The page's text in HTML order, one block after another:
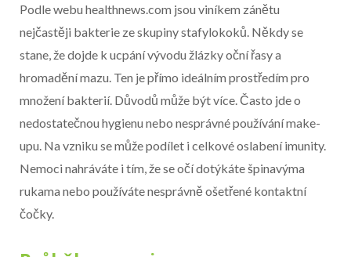
Podle webu healthnews.com jsou viníkem zánětu
nejčastěji bakterie ze skupiny stafylokoků. Někdy se
stane, že dojde k ucpání vývodu žlázky oční řasy a
hromadění mazu. Ten je přímo ideálním prostředím pro
množení bakterií. Důvodů může být více. Často jde o
nedostatečnou hygienu nebo nesprávné používání make-
upu. Na vzniku se může podílet i celkové oslabení imunity.
Nemoci nahráváte i tím, že se očí dotýkáte špinavýma
rukama nebo používáte nesprávně ošetřené kontaktní
čočky.